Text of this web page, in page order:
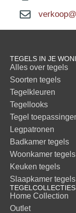
TEGELS IN JE
Alles over tegels
Soorten tegels
Tegelkleuren
Tegellooks
Tegel
Legpatronen
Badkamer tegels
Woonkamer tegels
Keuken tegels
Slaapkamer tegels
TEGELCOLLECTIES
Home Collection
Outlet